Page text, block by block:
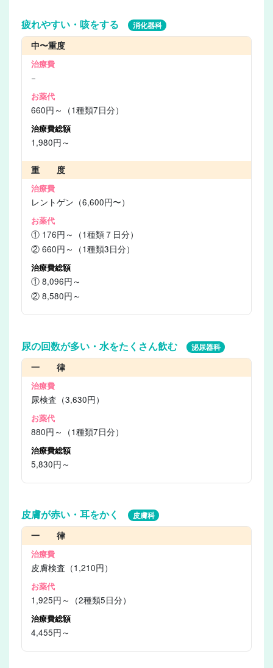
疲れやすい・咳をする 消化器科
中〜重度
−
660円～（1種類7日分）
1,980円～
重 度
レントゲン（6,600円〜）
① 176円～（1種類７日分）
② 660円～（1種類3日分）
① 8,096円～
② 8,580円～
尿の回数が多い・水をたくさん飲む 泌尿器科
一 律
尿検査（3,630円）
880円～（1種類7日分）
5,830円～
皮膚が赤い・耳をかく 皮膚科
一 律
皮膚検査（1,210円）
1,925円～（2種類5日分）
4,455円～